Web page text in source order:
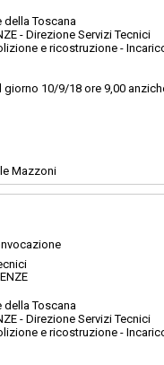
della Toscana
- Direzione Servizi Tecnici
e ricostruzione -
giorno 10/9/18 ore 9,00
Mazzoni
della Toscana
- Direzione Servizi Tecnici
e ricostruzione -